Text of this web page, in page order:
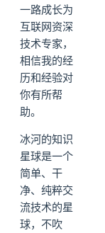
一路成长为
互联网资深
技术专家，
相信我的经
历和经验对
你有所帮
助。
冰河的知识
星球是一个
简单、干
净、纯粹交
流技术的星
球，不吹